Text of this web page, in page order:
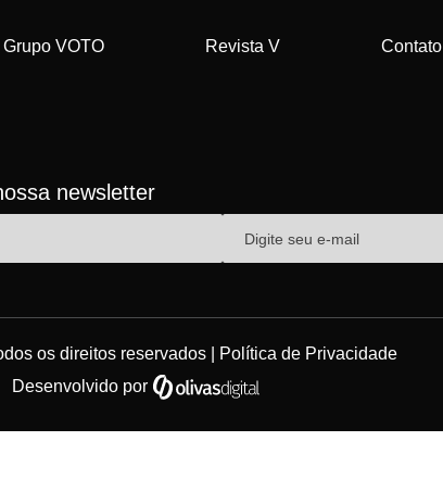
Grupo VOTO Revista V Contato
newsletter
os direitos reservados |
Política de Privacidade
Desenvolvido por